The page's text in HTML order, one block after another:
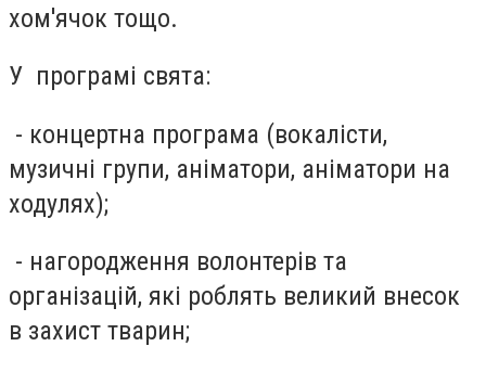
хом'ячок тощо.
У програмі свята:
- концертна програма (вокалісти,
музичні групи, аніматори, аніматори на
ходулях);
- нагородження волонтерів та
організацій, які роблять великий внесок
в захист тварин;